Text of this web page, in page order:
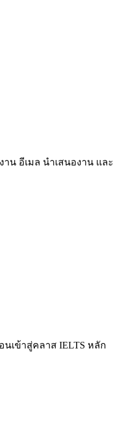
น อีเมล นำเสนองาน และ
เข้าสู่คลาส IELTS หลัก